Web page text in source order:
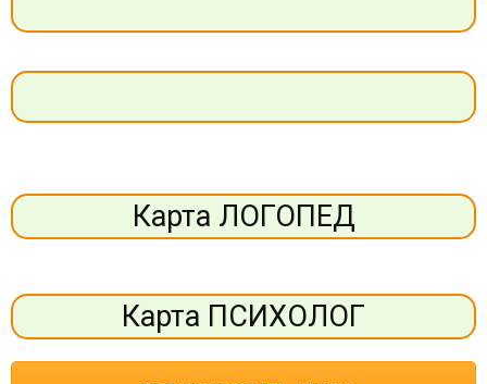
Карта ЛОГОПЕД
Карта ПСИХОЛОГ